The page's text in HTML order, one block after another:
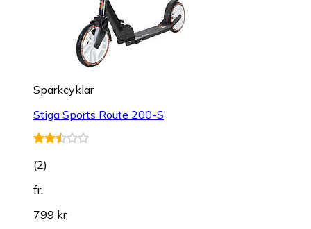
Sparkcyklar
Stiga Sports Route 200-S
(2)
fr.
799 kr